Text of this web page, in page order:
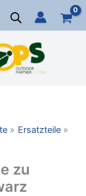
Ersatzteile
zu